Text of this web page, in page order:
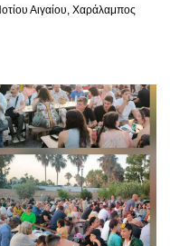
Αιγαίου, Χαράλαμπος